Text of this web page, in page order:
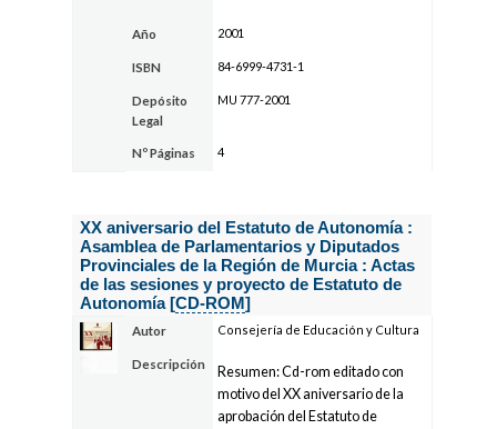
Año 2001
ISBN 84-6999-4731-1
Depósito
Legal
MU 777-2001
Nº Páginas 4
XX aniversario del Estatuto de Autonomía :
Asamblea de Parlamentarios y Diputados
Provinciales de la Región de Murcia : Actas
de las sesiones y proyecto de Estatuto de
Autonomía [CD-ROM]
Autor Consejería de Educación y Cultura
Descripción
Resumen: Cd-rom editado con
motivo del XX aniversario de la
aprobación del Estatuto de